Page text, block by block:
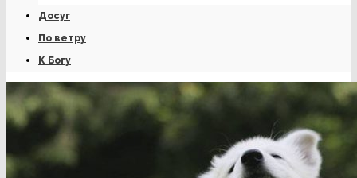
Досуг
По ветру
К Богу